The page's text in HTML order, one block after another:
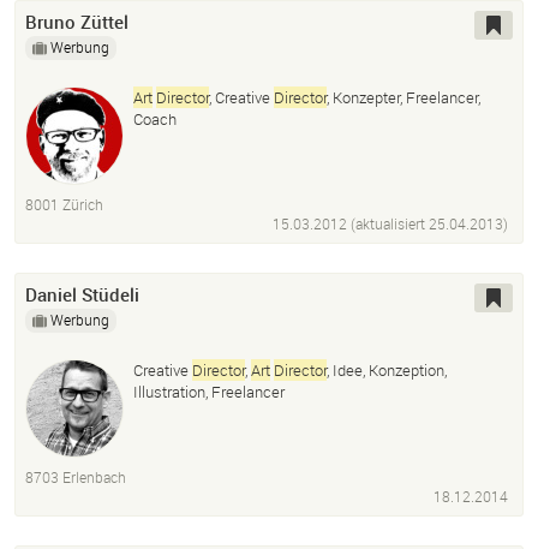
Bruno Züttel
Werbung
Art Director, Creative Director, Konzepter, Freelancer,
Coach
8001 Zürich
15.03.2012 (aktualisiert25.04.2013)
Daniel Stüdeli
Werbung
Creative Director,Art Director, Idee, Konzeption,
Illustration, Freelancer
8703 Erlenbach
18.12.2014